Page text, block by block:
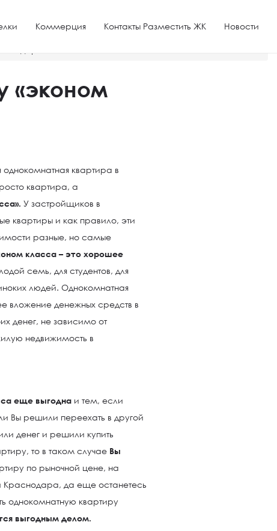
Коммерция Контакты Разместить ЖК Новости
«эконом
квартира в
квартира, а
У застройщиков в
квартиры и как правило, эти
разные, но самые
класса – это хорошее
семь, для студентов, для
людей. Однокомнатная
вложение денежных средств в
денег, не зависимо от
недвижимость в
еще выгодна и тем, если
Вы решили переехать в другой
денег и решили купить
то в таком случае Вы
по рыночной цене, на
Краснодара, да еще останетесь
однокомнатную квартиру
выгодным делом.